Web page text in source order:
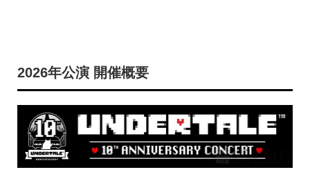
2026年公演 開催概要